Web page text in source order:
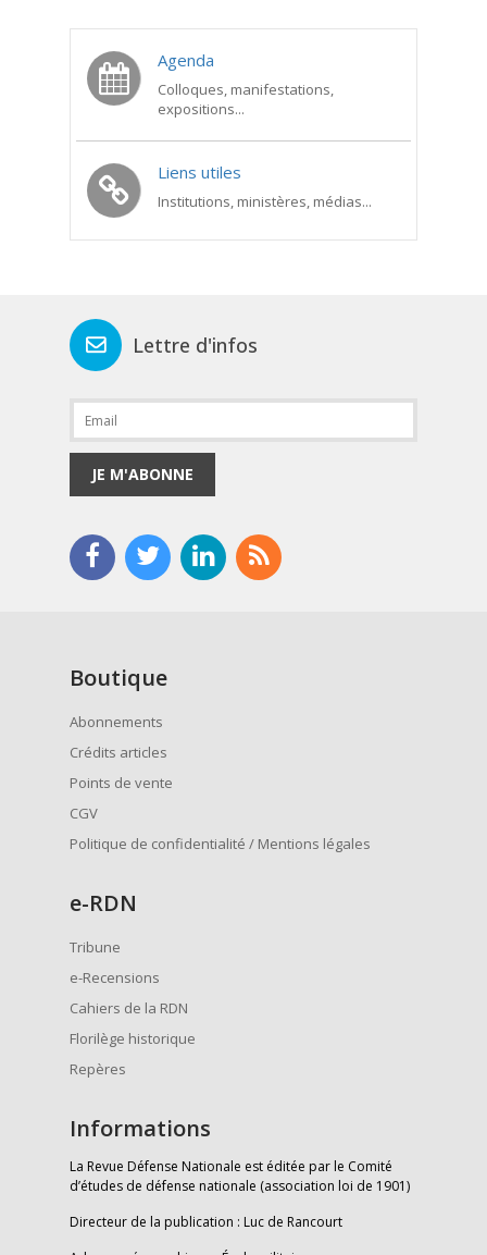
Agenda
Colloques, manifestations,
expositions...
Liens utiles
Institutions, ministères, médias...
Lettre d'infos
JE M'ABONNE
Boutique
Abonnements
Crédits articles
Points de vente
CGV
Politique de confidentialité / Mentions légales
e-RDN
Tribune
e-Recensions
Cahiers de la RDN
Florilège historique
Repères
Informations
La Revue Défense Nationale est éditée par le Comité
d’études de défense nationale (association loi de 1901)
Directeur de la publication : Luc de Rancourt